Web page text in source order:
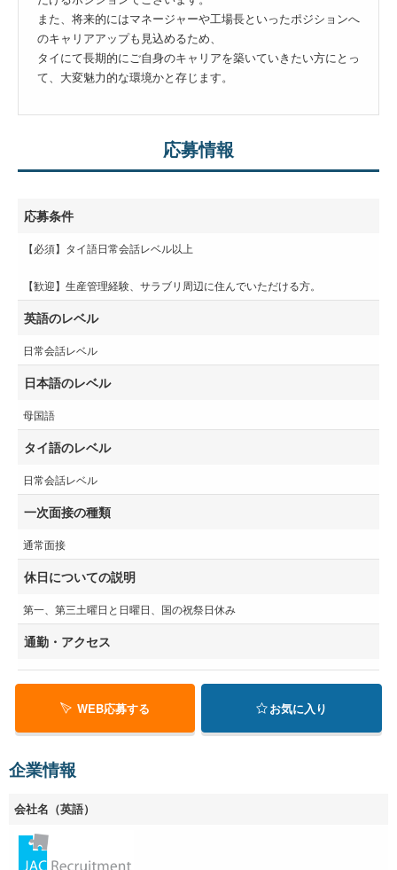
また、将来的にはマネージャーや工場長といったポジションへ
のキャリアアップも見込めるため、
タイにて長期的にご自身のキャリアを築いていきたい方にとっ
て、大変魅力的な環境かと存じます。
応募情報
応募条件
【必須】タイ語日常会話レベル以上
【歓迎】生産管理経験、サラブリ周辺に住んでいただける方。
英語のレベル
日常会話レベル
日本語のレベル
母国語
タイ語のレベル
日常会話レベル
一次面接の種類
通常面接
休日についての説明
第一、第三土曜日と日曜日、国の祝祭日休み
通勤・アクセス
WEB応募する お気に入り
企業情報
会社名（英語）